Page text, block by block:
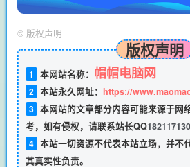
© 版权声明
版权声明
1 本网站名称： 帽帽电脑网
2 本站永久网址： https://
3 本网站的文章部分内容可能来源于网
考，如有侵权，请联系站长QQ
4 本站一切资源不代表本站立场，并不
其真实性负责。